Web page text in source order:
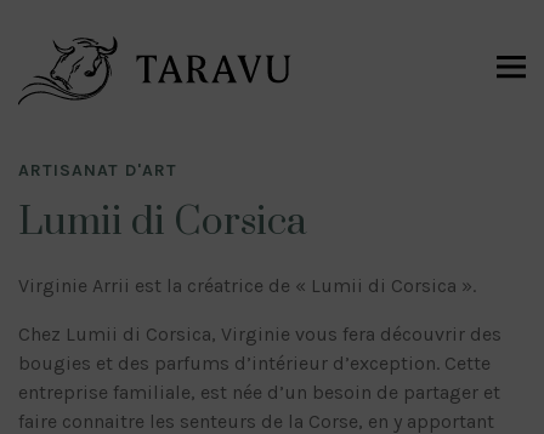
ARTISANAT D'ART
Lumii di Corsica
Virginie Arrii est la créatrice de « Lumii di Corsica ».
Chez Lumii di Corsica, Virginie vous fera découvrir des
bougies et des parfums d’intérieur d’exception. Cette
entreprise familiale, est née d’un besoin de partager et
faire connaitre les senteurs de la Corse, en y apportant